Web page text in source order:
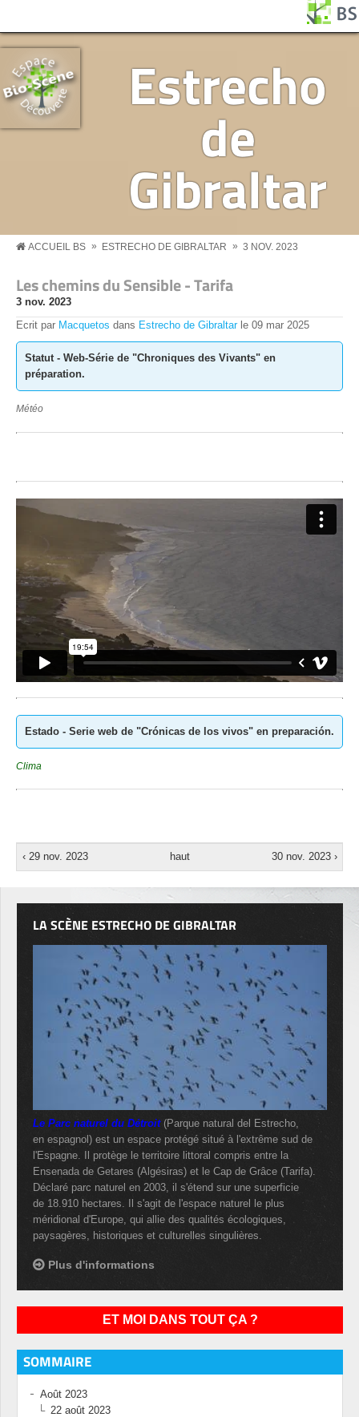
Estrecho
de
Gibraltar
BS MENU
ACCUEIL BS » ESTRECHO DE GIBRALTAR » 3 NOV. 2023
Les chemins du Sensible - Tarifa
3 nov. 2023
Ecrit par Macquetos dans Estrecho de Gibraltar le 09 mar 2025
Statut - Web-Série de "Chroniques des Vivants" en
préparation.
Météo
Estado - Serie web de "Crónicas de los vivos" en preparación.
Clima
‹ 29 nov. 2023 haut 30 nov. 2023 ›
LA SCÈNE ESTRECHO DE GIBRALTAR
Le Parc naturel du Détroit(Parque natural del Estrecho,
en espagnol) est un espace protégé situé à l'extrême sud de
l'Espagne. Il protège le territoire littoral compris entre la
Ensenada de Getares (Algésiras) et le Cap de Grâce (Tarifa).
Déclaré parc naturel en 2003, il s'étend sur une superficie
de 18.910 hectares. Il s'agit de l'espace naturel le plus
méridional d'Europe, qui allie des qualités écologiques,
paysagères, historiques et culturelles singulières.
Plus d'informations
ET MOI DANS TOUT ÇA ?
SOMMAIRE
Août 2023
22 août 2023